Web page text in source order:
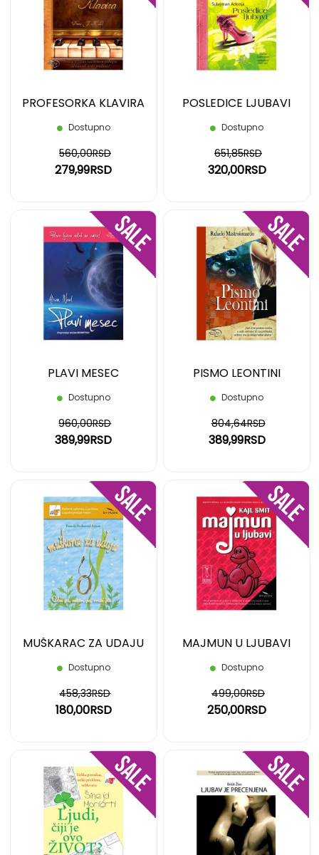
PROFESORKA KLAVIRA
Dostupno
279,99RSD
560,00RSD
POSLEDICE LJUBAVI
Dostupno
320,00RSD
651,85RSD
PLAVI MESEC
Dostupno
389,99RSD
960,00RSD
DODAJ
NA
PISMO LEONTINI
Dostupno
389,99RSD
804,64RSD
NA
MUŠKARAC ZA UDAJU
Dostupno
180,00RSD
458,33RSD
DODAJ
NA
MAJMUN U LJUBAVI
Dostupno
250,00RSD
499,00RSD
NA
DODAJ
NA
NA